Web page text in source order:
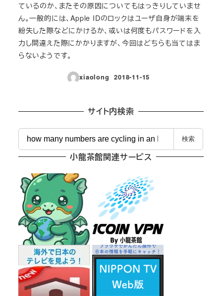
ているのか、またその原因についてもはっきりしていませ
ん。一般的には、Apple IDのロックはユーザ自身が端末を
紛失した際などにかけるか、或いは何度もパスワードを入
力し間違えた際にかかりますが、今回はどちらも当てはま
らないようです。
xiaolong
投稿日
2018-11-15
サイト内検索
検
索
検索
小龍茶館関連サービス